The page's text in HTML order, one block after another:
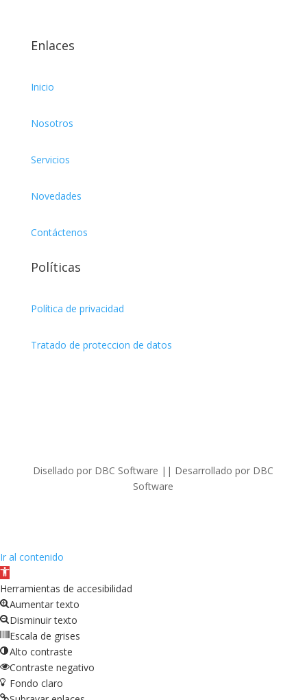
Enlaces
Inicio
Nosotros
Servicios
Novedades
Contáctenos
Políticas
Política de privacidad
Tratado de proteccion de datos
Disellado por DBC Software || Desarrollado por DBC
Software
Ir al contenido
Abrir
barra
de
herramientas
Herramientas de accesibilidad
Aumentar texto
Disminuir texto
Escala de grises
Alto contraste
Contraste negativo
Fondo claro